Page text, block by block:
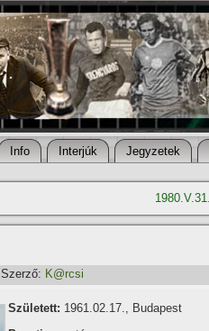
Info Interjúk Jegyzetek
Szerző: K@rcsi
Született: 1961.02.17., Budapest